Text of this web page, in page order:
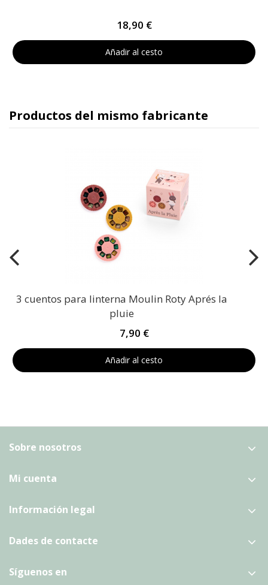
18,90 €
Añadir al cesto
Productos del mismo fabricante
3 cuentos para linterna Moulin Roty Aprés la
pluie
7,90 €
Añadir al cesto
Sobre nosotros
Mi cuenta
Información legal
Dades de contacte
Síguenos en